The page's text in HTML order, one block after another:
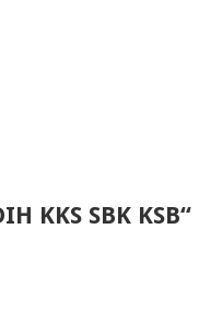
KKS SBK KSB“